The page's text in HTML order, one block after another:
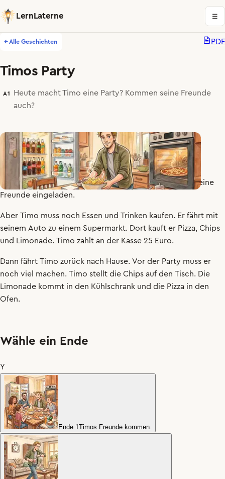
LernLaterne ☰
← Alle Geschichten PDF
Timos Party
A1
Heute macht Timo eine Party? Kommen seine Freunde
auch?
will heute Abend eine Party machen. Er hat alle seine
Freunde eingeladen.
Aber Timo muss noch Essen und Trinken kaufen. Er fährt mit
seinem Auto zu einem Supermarkt. Dort kauft er Pizza, Chips
und Limonade. Timo zahlt an der Kasse 25 Euro.
Dann fährt Timo zurück nach Hause. Vor der Party muss er
noch viel machen. Timo stellt die Chips auf den Tisch. Die
Limonade kommt in den Kühlschrank und die Pizza in den
Ofen.
Wähle ein Ende
Y
Ende 1 Timos Freunde kommen.